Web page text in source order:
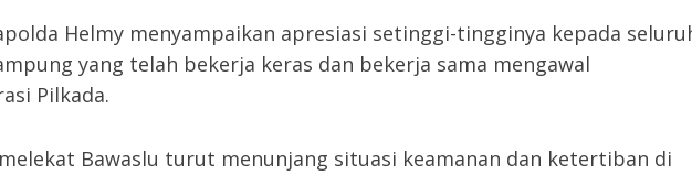
Helmy menyampaikan apresiasi setinggi-tingginya kepada
yang telah bekerja keras dan bekerja sama mengawal
Pilkada.
Bawaslu turut menunjang situasi keamanan dan ketertiban di